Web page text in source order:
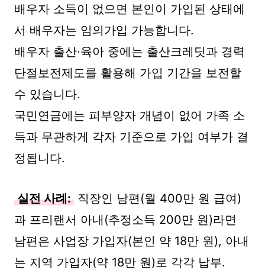
배우자 소득이 없으면 본인이 가입된 상태에
서 배우자는 임의가입 가능합니다.
배우자 출산·육아 중에는 출산크레딧과 경력
단절보전제도를 활용해 가입 기간을 보전할
수 있습니다.
국민연금에는 피부양자 개념이 없어 가족 소
득과 무관하게 각자 기준으로 가입 여부가 결
정됩니다.
실전 사례: 직장인 남편(월 400만 원 급여)
과 프리랜서 아내(추정소득 200만 원)라면
남편은 사업장 가입자(본인 약 18만 원), 아내
는 지역 가입자(약 18만 원)로 각각 납부.